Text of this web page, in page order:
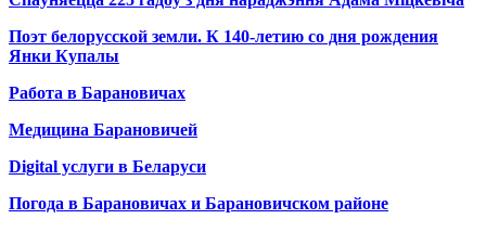
Поэт белорусской земли. К 140-летию со дня рождения
Янки Купалы
Работа в Барановичах
Медицина Барановичей
Digital услуги в Беларуси
Погода в Барановичах и Барановичском районе